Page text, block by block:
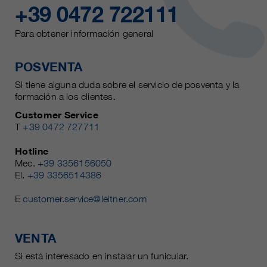
+39 0472 722111
Para obtener información general
POSVENTA
Si tiene alguna duda sobre el servicio de posventa y la
formación a los clientes.
Customer Service
T +39 0472 727711
Hotline
Mec. +39 3356156050
El. +39 3356514386
Ecustomer.service@leitner.com
VENTA
Si está interesado en instalar un funicular.